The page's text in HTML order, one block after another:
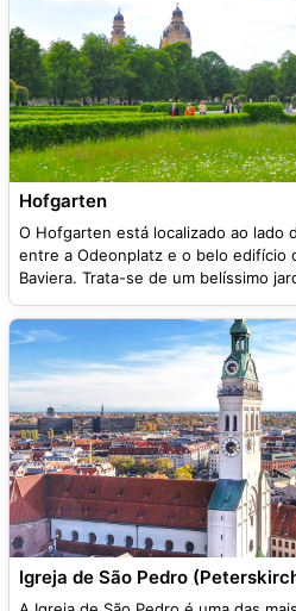
Hofgarten
O Hofgarten está localizado ao lado
entre a Odeonplatz e o belo edifício
Baviera. Trata-se de um belíssimo
Igreja de São Pedro